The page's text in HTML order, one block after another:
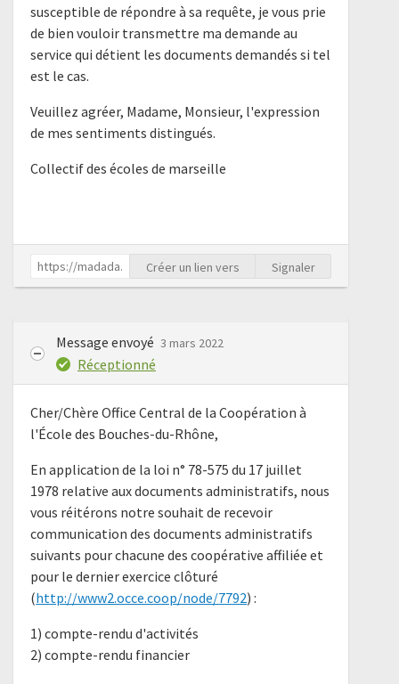
susceptible de répondre à sa requête, je vous prie
de bien vouloir transmettre ma demande au
service qui détient les documents demandés si tel
est le cas.
Veuillez agréer, Madame, Monsieur, l'expression
de mes sentiments distingués.
Collectif des écoles de marseille
Créer un lien vers Signaler
Message envoyé 3 mars 2022
Réceptionné
Cher/Chère Office Central de la Coopération à
l'École des Bouches-du-Rhône,
En application de la loi n° 78-575 du 17 juillet
1978 relative aux documents administratifs, nous
vous réitérons notre souhait de recevoir
communication des documents administratifs
suivants pour chacune des coopérative affiliée et
pour le dernier exercice clôturé
(http://www2.occe.coop/node/7792) :
1) compte-rendu d'activités
2) compte-rendu financier